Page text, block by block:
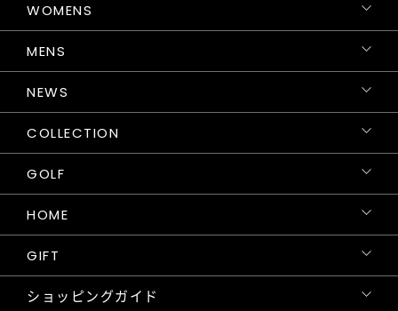
WOMENS
MENS
NEWS
COLLECTION
GOLF
HOME
GIFT
ショッピングガイド